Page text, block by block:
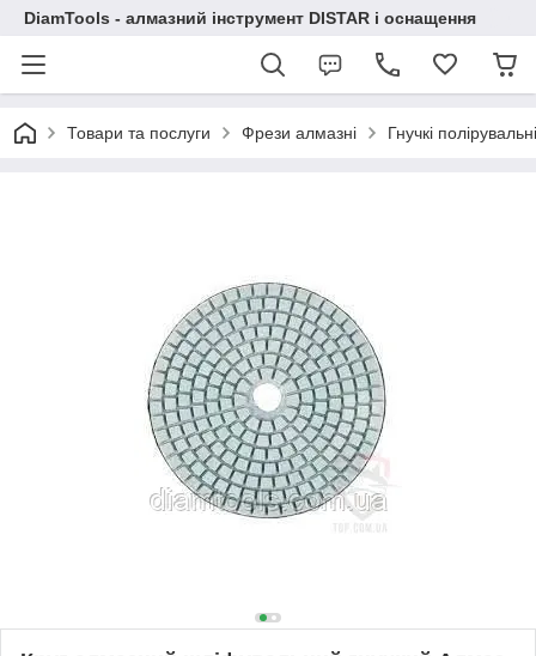
DiamTools - алмазний інструмент DISTAR і оснащення
Товари та послуги Фрези алмазні Гнучкі